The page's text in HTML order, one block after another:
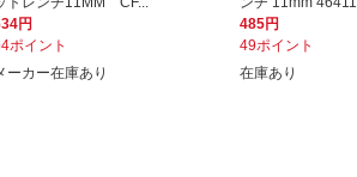
円
ポイント
ーカー在庫あり
485円
49ポイント
在庫あり